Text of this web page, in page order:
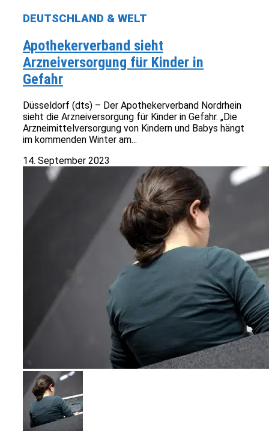
DEUTSCHLAND & WELT
Apothekerverband sieht
Arzneiversorgung für Kinder in
Gefahr
Düsseldorf (dts) – Der Apothekerverband Nordrhein
sieht die Arzneiversorgung für Kinder in Gefahr. „Die
Arzneimittelversorgung von Kindern und Babys hängt
im kommenden Winter am...
14. September 2023